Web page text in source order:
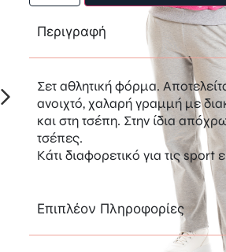
Περιγραφή
Σετ αθλητική φόρμα.
ανοιχτό, χαλαρή γραμμή με
και στη τσέπη. Στην ίδια
τσέπες.
Κάτι διαφορετικό για τις sport
Επιπλέον Πληροφορίες